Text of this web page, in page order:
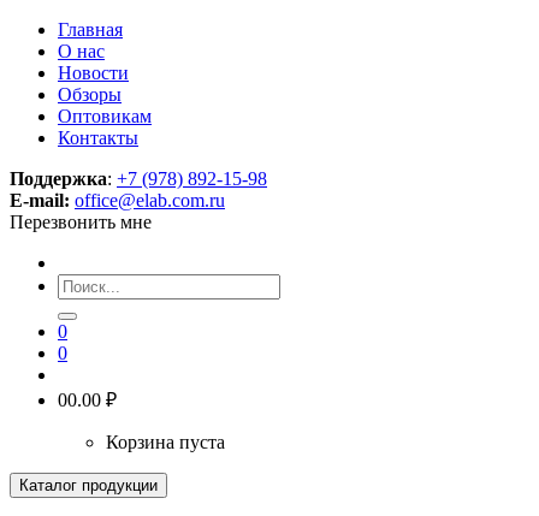
Главная
О нас
Новости
Обзоры
Оптовикам
Контакты
Поддержка: +7 (978) 892-15-98
E-mail: office@elab.com.ru
Перезвонить мне
0
0
00.00 ₽
Корзина пуста
Каталог продукции